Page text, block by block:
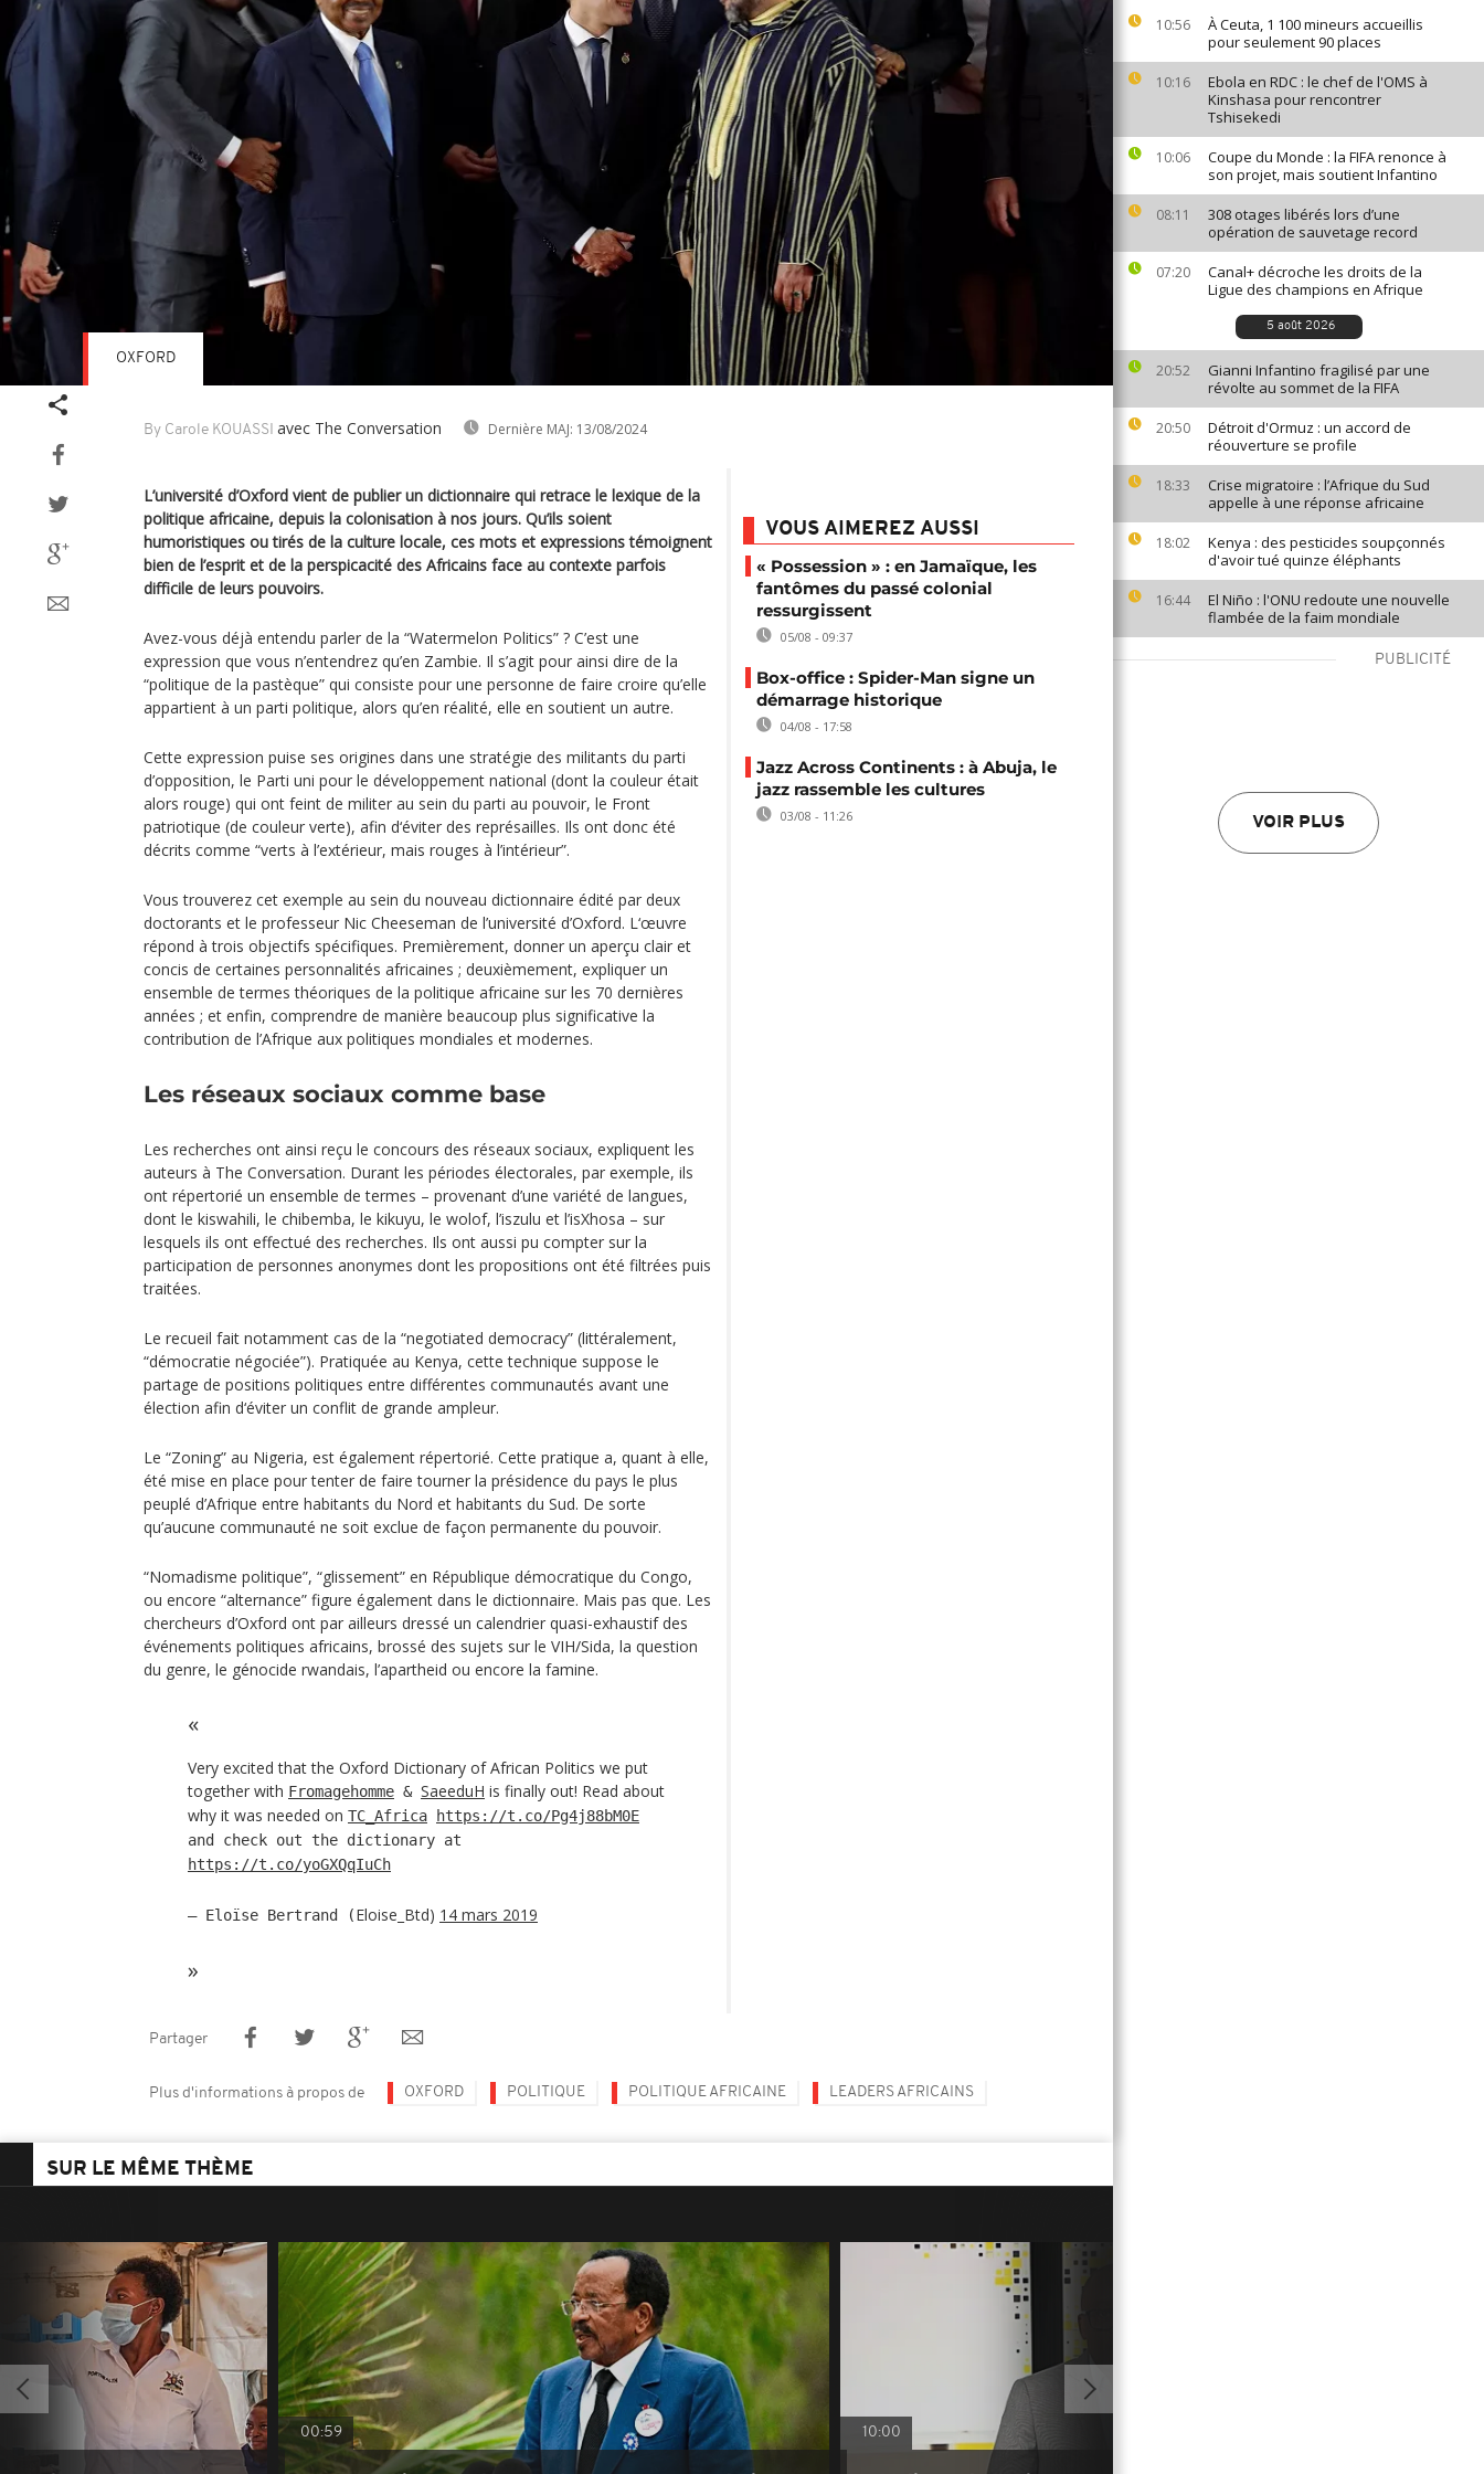
10:56
À Ceuta, 1 100 mineurs accueillis
pour seulement 90 places
10:16
Ebola en RDC : le chef de l'OMS à
Kinshasa pour rencontrer
Tshisekedi
10:06
Coupe du Monde : la FIFA renonce à
son projet, mais soutient Infantino
08:11
308 otages libérés lors d’une
opération de sauvetage record
07:20
Canal+ décroche les droits de la
Ligue des champions en Afrique
5 août 2026
20:52
Gianni Infantino fragilisé par une
révolte au sommet de la FIFA
20:50
Détroit d'Ormuz : un accord de
réouverture se profile
18:33
Crise migratoire : l’Afrique du Sud
appelle à une réponse africaine
18:02
Kenya : des pesticides soupçonnés
d'avoir tué quinze éléphants
16:44
El Niño : l'ONU redoute une nouvelle
flambée de la faim mondiale
PUBLICITÉ
VOIR PLUS
By Carole KOUASSI avec The Conversation Dernière MAJ: 13/08/2024
OXFORD
L’université d’Oxford vient de publier un dictionnaire qui retrace le lexique de la
politique africaine, depuis la colonisation à nos jours. Qu’ils soient
humoristiques ou tirés de la culture locale, ces mots et expressions témoignent
bien de l’esprit et de la perspicacité des Africains face au contexte parfois
difficile de leurs pouvoirs.
Avez-vous déjà entendu parler de la “Watermelon Politics” ? C’est une
expression que vous n’entendrez qu’en Zambie. Il s’agit pour ainsi dire de la
“politique de la pastèque” qui consiste pour une personne de faire croire qu’elle
appartient à un parti politique, alors qu’en réalité, elle en soutient un autre.
Cette expression puise ses origines dans une stratégie des militants du parti
d’opposition, le Parti uni pour le développement national (dont la couleur était
alors rouge) qui ont feint de militer au sein du parti au pouvoir, le Front
patriotique (de couleur verte), afin d‘éviter des représailles. Ils ont donc été
décrits comme “verts à l’extérieur, mais rouges à l’intérieur”.
Vous trouverez cet exemple au sein du nouveau dictionnaire édité par deux
doctorants et le professeur Nic Cheeseman de l’université d’Oxford. L‘œuvre
répond à trois objectifs spécifiques. Premièrement, donner un aperçu clair et
concis de certaines personnalités africaines ; deuxièmement, expliquer un
ensemble de termes théoriques de la politique africaine sur les 70 dernières
années ; et enfin, comprendre de manière beaucoup plus significative la
contribution de l’Afrique aux politiques mondiales et modernes.
Les réseaux sociaux comme base
Les recherches ont ainsi reçu le concours des réseaux sociaux, expliquent les
auteurs à The Conversation. Durant les périodes électorales, par exemple, ils
ont répertorié un ensemble de termes – provenant d’une variété de langues,
dont le kiswahili, le chibemba, le kikuyu, le wolof, l’iszulu et l’isXhosa – sur
lesquels ils ont effectué des recherches. Ils ont aussi pu compter sur la
participation de personnes anonymes dont les propositions ont été filtrées puis
traitées.
Le recueil fait notamment cas de la “negotiated democracy” (littéralement,
“démocratie négociée”). Pratiquée au Kenya, cette technique suppose le
partage de positions politiques entre différentes communautés avant une
élection afin d‘éviter un conflit de grande ampleur.
Le “Zoning” au Nigeria, est également répertorié. Cette pratique a, quant à elle,
été mise en place pour tenter de faire tourner la présidence du pays le plus
peuplé d’Afrique entre habitants du Nord et habitants du Sud. De sorte
qu’aucune communauté ne soit exclue de façon permanente du pouvoir.
“Nomadisme politique”, “glissement” en République démocratique du Congo,
ou encore “alternance” figure également dans le dictionnaire. Mais pas que. Les
chercheurs d’Oxford ont par ailleurs dressé un calendrier quasi-exhaustif des
événements politiques africains, brossé des sujets sur le VIH/Sida, la question
du genre, le génocide rwandais, l’apartheid ou encore la famine.
Very excited that the Oxford Dictionary of African Politics we put
together with Fromagehomme & SaeeduH is finally out! Read about
why it was needed on TC_Africa
https://t.co/Pg4j88bM0E
and check out the dictionary at
https://t.co/yoGXQqIuCh
— Eloïse Bertrand (Eloise_Btd) 14 mars 2019
VOUS AIMEREZ AUSSI
« Possession » : en Jamaïque, les
fantômes du passé colonial
ressurgissent
05/08 - 09:37
Box-office : Spider-Man signe un
démarrage historique
04/08 - 17:58
Jazz Across Continents : à Abuja, le
jazz rassemble les cultures
03/08 - 11:26
Partager
Plus d'informations à propos de OXFORD POLITIQUE POLITIQUE AFRICAINE LEADERS AFRICAINS
SUR LE MÊME THÈME
00:59 10:00